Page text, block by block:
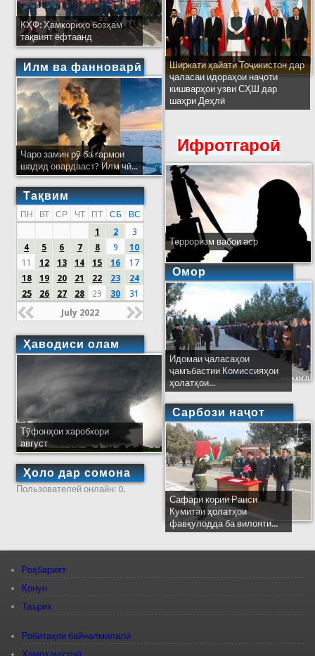
КҲФ: Ҳамкориҳо бозҳам
тақвият ёфтаанд
Илм ва фанноварӣ
Чаро замин рӯ ба гармои
шадид овардааст? Илм чӣ...
Тақвим
ПН ВТ СР ЧТ ПТ СБ
ВС
1
2
3
4
5 6 7 8 9
10
11
12 13 14 15 16
17
18
19 20 21 22 23
24
25
26 27 28 29 30 31
July 2022
Ҳаводиси олам
Тӯфонҳои харобкори
август
Ҳоло дар сомона
Пользователей онлайн: 0.
Ширкати ҳайати Тоҷикистон дар
ҷаласаи идораҳои наҷоти
кишварҳои узви СҲШ дар
шаҳри Деҳлӣ
Ифротгароӣ
Терроризм вабои аср
Омор
Идомаи ҷаласаҳои
ҷамъбастии Комиссияҳои
ҳолатҳои...
Сарбози наҷот
Сафари кории Раиси
Кумитаи ҳолатҳои
фавқулодда ба вилояти...
Роҳбарият
Қонун
Таърих
Робитаҳои байналмилалӣ